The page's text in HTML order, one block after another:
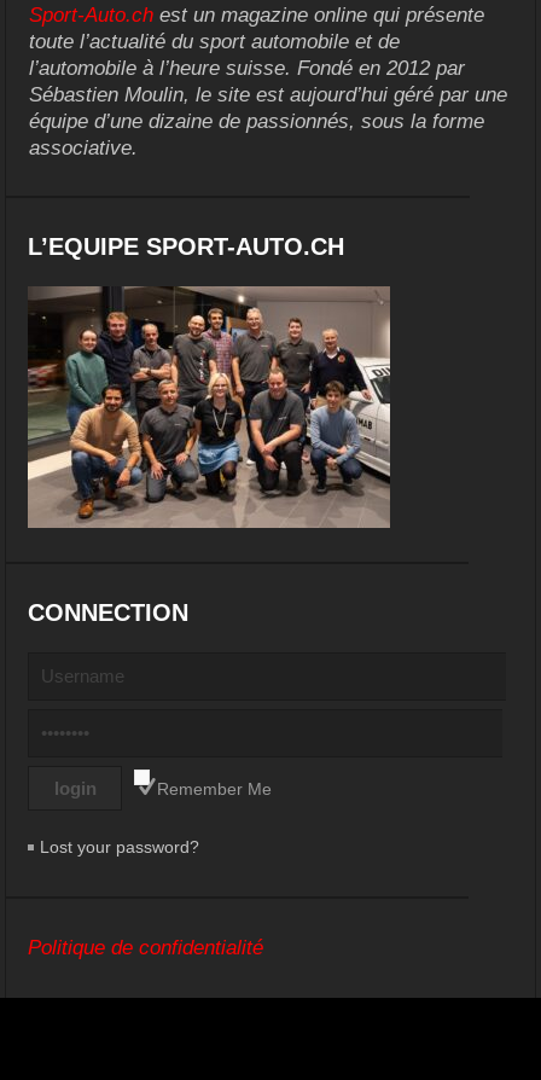
Sport-Auto.ch est un magazine online qui présente
toute l’actualité du sport automobile et de
l’automobile à l’heure suisse. Fondé en 2012 par
Sébastien Moulin, le site est aujourd’hui géré par une
équipe d’une dizaine de passionnés, sous la forme
associative.
L’EQUIPE SPORT-AUTO.CH
CONNECTION
Remember Me
Lost your password?
Politique de confidentialité